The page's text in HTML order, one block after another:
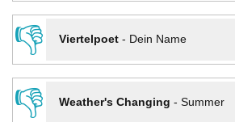
👎
Viertelpoet- Dein Name
👎
Weather's Changing - Summer